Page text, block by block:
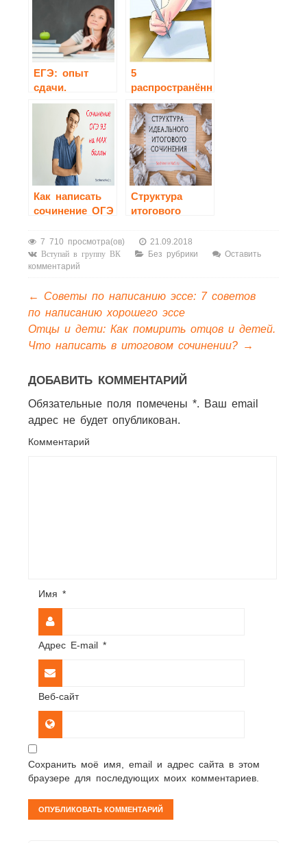
ЕГЭ: опыт
сдачи.
5
распространённых
типов ошибок
при написании
сочинения
Как написать
сочинение ОГЭ
Структура
итогового
7 710 просмотра(ов) 21.09.2018
Вступай в группу ВК Без рубрики
Оставить
комментарий
←
Советы по написанию эссе: 7 советов
по написанию хорошего эссе
Отцы и дети: Как помирить отцов и детей.
Что написать в итоговом сочинении? →
ДОБАВИТЬ КОММЕНТАРИЙ
Обязательные поля помечены *. Ваш email
адрес не будет опубликован.
Комментарий
Имя *
Адрес E-mail *
Веб-сайт
Сохранить моё имя, email и адрес сайта в этом
браузере для последующих моих комментариев.